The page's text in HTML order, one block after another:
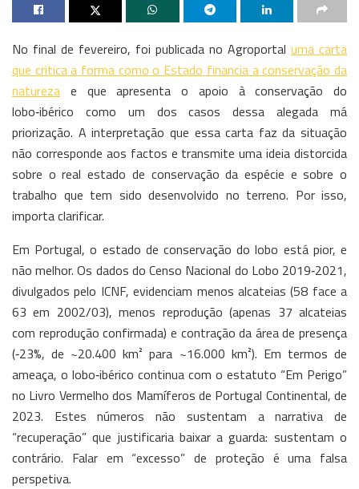
No final de fevereiro, foi publicada no Agroportal uma carta
que critica a forma como o Estado financia a conservação da
natureza e que apresenta o apoio à conservação do
lobo‑ibérico como um dos casos dessa alegada má
priorização. A interpretação que essa carta faz da situação
não corresponde aos factos e transmite uma ideia distorcida
sobre o real estado de conservação da espécie e sobre o
trabalho que tem sido desenvolvido no terreno. Por isso,
importa clarificar.
Em Portugal, o estado de conservação do lobo está pior, e
não melhor. Os dados do Censo Nacional do Lobo 2019‑2021,
divulgados pelo ICNF, evidenciam menos alcateias (58 face a
63 em 2002/03), menos reprodução (apenas 37 alcateias
com reprodução confirmada) e contração da área de presença
(‑23%, de ~20.400 km² para ~16.000 km²). Em termos de
ameaça, o lobo‑ibérico continua com o estatuto “Em Perigo”
no Livro Vermelho dos Mamíferos de Portugal Continental, de
2023. Estes números não sustentam a narrativa de
“recuperação” que justificaria baixar a guarda: sustentam o
contrário. Falar em “excesso” de proteção é uma falsa
perspetiva.